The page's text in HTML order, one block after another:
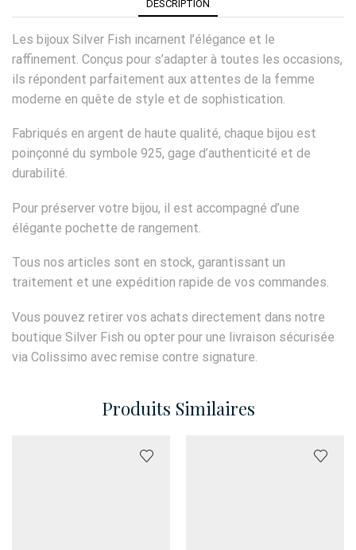
DESCRIPTION
Les bijoux Silver Fish incarnent l’élégance et le
raffinement. Conçus pour s’adapter à toutes les occasions,
ils répondent parfaitement aux attentes de la femme
moderne en quête de style et de sophistication.
Fabriqués en argent de haute qualité, chaque bijou est
poinçonné du symbole 925, gage d’authenticité et de
durabilité.
Pour préserver votre bijou, il est accompagné d’une
élégante pochette de rangement.
Tous nos articles sont en stock, garantissant un
traitement et une expédition rapide de vos commandes.
Vous pouvez retirer vos achats directement dans notre
boutique Silver Fish ou opter pour une livraison sécurisée
via Colissimo avec remise contre signature.
Produits Similaires